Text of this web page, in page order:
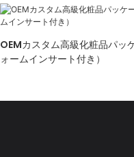
OEMカスタム高級化粧品パッ
ォームインサート付き）